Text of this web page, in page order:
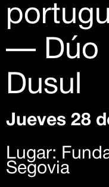
— Dúo
Dusul
Jueves 28
Lugar:
Segovia